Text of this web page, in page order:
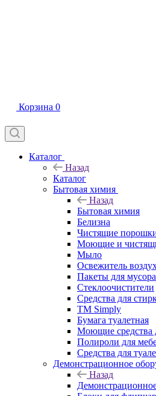
Корзина 0
Каталог
Назад
Каталог
Бытовая химия
Назад
Бытовая химия
Белизна
Чистящие
Моющие и
Мыло
Освежитель
Пакеты для мусора
Стеклоочистители
Средства для
TM Simply
Бумага туалетная
Моющие средства
Полироли для
Средства для
Демонстрационное
Назад